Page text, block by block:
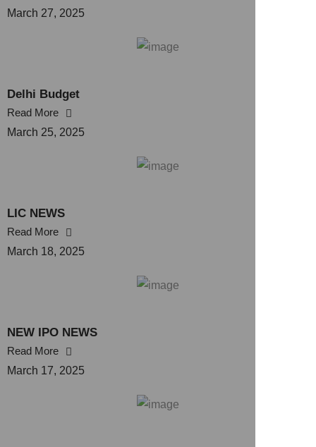
March 27, 2025
Delhi Budget
Read More
March 25, 2025
LIC NEWS
Read More
March 18, 2025
NEW IPO NEWS
Read More
March 17, 2025